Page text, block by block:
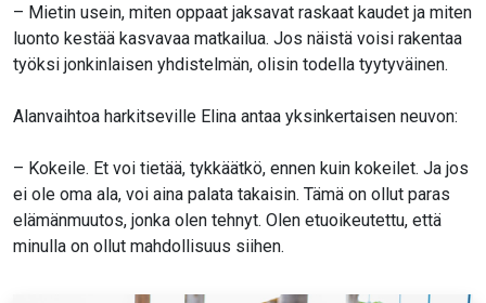
– Mietin usein, miten oppaat jaksavat raskaat kaudet ja miten
luonto kestää kasvavaa matkailua. Jos näistä voisi rakentaa
työksi jonkinlaisen yhdistelmän, olisin todella tyytyväinen.
Alanvaihtoa harkitseville Elina antaa yksinkertaisen neuvon:
– Kokeile. Et voi tietää, tykkäätkö, ennen kuin kokeilet. Ja jos
ei ole oma ala, voi aina palata takaisin. Tämä on ollut paras
elämänmuutos, jonka olen tehnyt. Olen etuoikeutettu, että
minulla on ollut mahdollisuus siihen.